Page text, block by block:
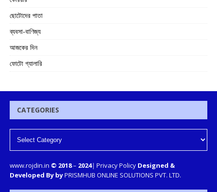
ছোটোদের পাতা
ব্যবসা-বাণিজ্য
আজকের দিন
ফোটো গ্যালারি
CATEGORIES
www.rojdin.in © 2018– 2024| Privacy Policy Designed &
Developed By byPRISMHUB ONLINE SOLUTIONS PVT. LTD.